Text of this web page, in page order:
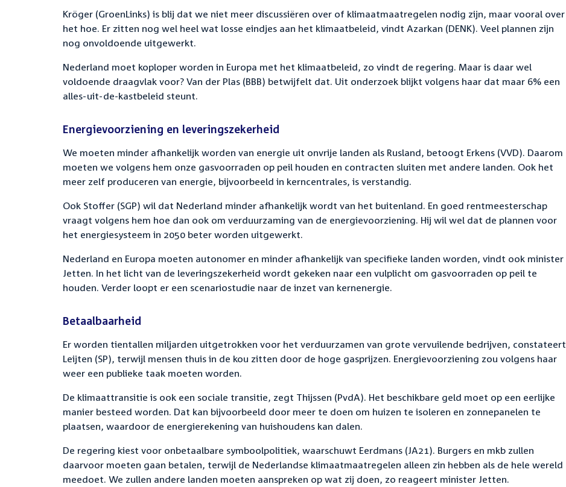
Kröger (GroenLinks) is blij dat we niet meer discussiëren over of klimaatmaatregelen nodig zijn, maar vooral over
het hoe. Er zitten nog wel heel wat losse eindjes aan het klimaatbeleid, vindt Azarkan (DENK). Veel plannen zijn
nog onvoldoende uitgewerkt.
Nederland moet koploper worden in Europa met het klimaatbeleid, zo vindt de regering. Maar is daar wel
voldoende draagvlak voor? Van der Plas (BBB) betwijfelt dat. Uit onderzoek blijkt volgens haar dat maar 6% een
alles-uit-de-kastbeleid steunt.
Energievoorziening en leveringszekerheid
We moeten minder afhankelijk worden van energie uit onvrije landen als Rusland, betoogt Erkens (VVD). Daarom
moeten we volgens hem onze gasvoorraden op peil houden en contracten sluiten met andere landen. Ook het
meer zelf produceren van energie, bijvoorbeeld in kerncentrales, is verstandig.
Ook Stoffer (SGP) wil dat Nederland minder afhankelijk wordt van het buitenland. En goed rentmeesterschap
vraagt volgens hem hoe dan ook om verduurzaming van de energievoorziening. Hij wil wel dat de plannen voor
het energiesysteem in 2050 beter worden uitgewerkt.
Nederland en Europa moeten autonomer en minder afhankelijk van specifieke landen worden, vindt ook minister
Jetten. In het licht van de leveringszekerheid wordt gekeken naar een vulplicht om gasvoorraden op peil te
houden. Verder loopt er een scenariostudie naar de inzet van kernenergie.
Betaalbaarheid
Er worden tientallen miljarden uitgetrokken voor het verduurzamen van grote vervuilende bedrijven, constateert
Leijten (SP), terwijl mensen thuis in de kou zitten door de hoge gasprijzen. Energievoorziening zou volgens haar
weer een publieke taak moeten worden.
De klimaattransitie is ook een sociale transitie, zegt Thijssen (PvdA). Het beschikbare geld moet op een eerlijke
manier besteed worden. Dat kan bijvoorbeeld door meer te doen om huizen te isoleren en zonnepanelen te
plaatsen, waardoor de energierekening van huishoudens kan dalen.
De regering kiest voor onbetaalbare symboolpolitiek, waarschuwt Eerdmans (JA21). Burgers en mkb zullen
daarvoor moeten gaan betalen, terwijl de Nederlandse klimaatmaatregelen alleen zin hebben als de hele wereld
meedoet. We zullen andere landen moeten aanspreken op wat zij doen, zo reageert minister Jetten.